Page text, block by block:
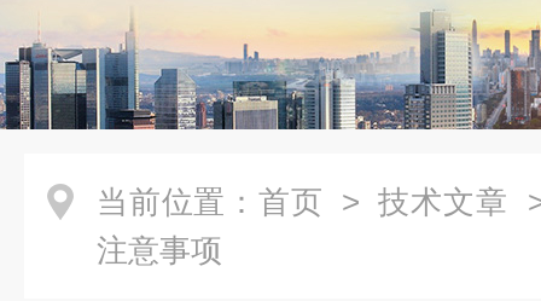
当前位置： 首页 > 技术文章
注意事项